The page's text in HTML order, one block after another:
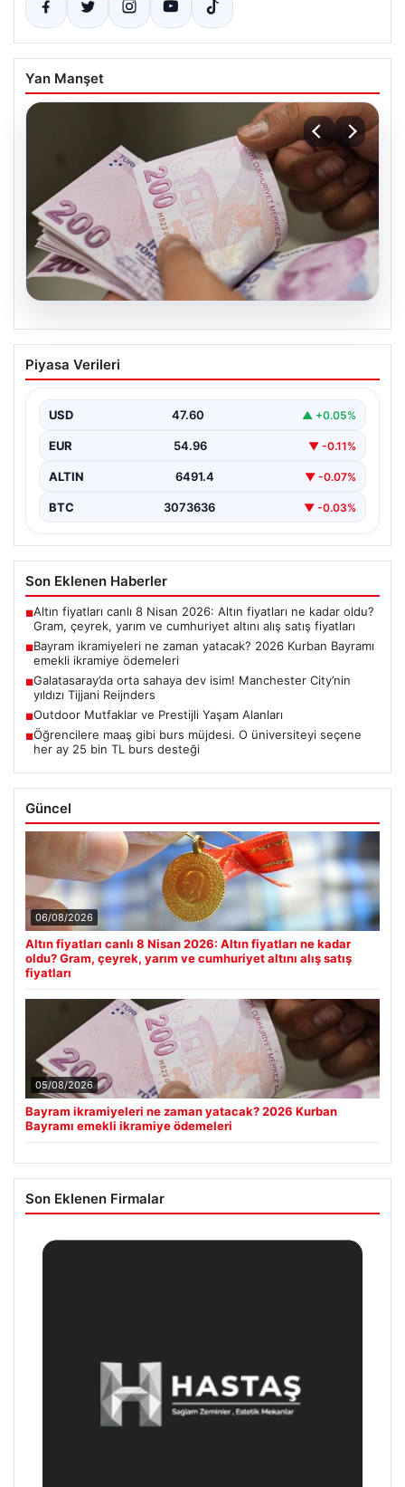
Yan Manşet
05.08.2026
Bayram ikramiyeleri ne zaman yatacak?
2026 Kurban Bayramı emekli ikramiye
Piyasa Verileri
USD 47.60 ▲ +0.05%
EUR 54.96 ▼ -0.11%
ALTIN 6491.4 ▼ -0.07%
BTC 3073636 ▼ -0.03%
Son Eklenen Haberler
■Altın fiyatları canlı 8 Nisan 2026: Altın fiyatları ne kadar oldu?
Gram, çeyrek, yarım ve cumhuriyet altını alış satış fiyatları
■Bayram ikramiyeleri ne zaman yatacak? 2026 Kurban Bayramı
emekli ikramiye ödemeleri
■Galatasaray’da orta sahaya dev isim! Manchester City’nin
yıldızı Tijjani Reijnders
■Outdoor Mutfaklar ve Prestijli Yaşam Alanları
■Öğrencilere maaş gibi burs müjdesi. O üniversiteyi seçene
her ay 25 bin TL burs desteği
Güncel
06/08/2026
Altın fiyatları canlı 8 Nisan 2026: Altın fiyatları ne kadar
oldu? Gram, çeyrek, yarım ve cumhuriyet altını alış satış
fiyatları
05/08/2026
Bayram ikramiyeleri ne zaman yatacak? 2026 Kurban
Bayramı emekli ikramiye ödemeleri
Son Eklenen Firmalar